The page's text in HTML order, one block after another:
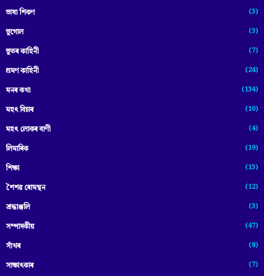
ভাষা শিকণ (3)
ভূগোল (3)
ভূতৰ কাহিনী (7)
ভ্ৰমণ কাহিনী (24)
মনৰ কথা (134)
মহৎ বিচাৰ (10)
মহৎ লোকৰ বাণী (4)
লিমাৰিক (19)
শিক্ষা (13)
শৈশৱ ৰোমন্থন (12)
শ্ৰদ্ধাঞ্জলি (3)
সম্পাদকীয় (47)
সাঁথৰ (8)
সাক্ষাৎকাৰ (7)